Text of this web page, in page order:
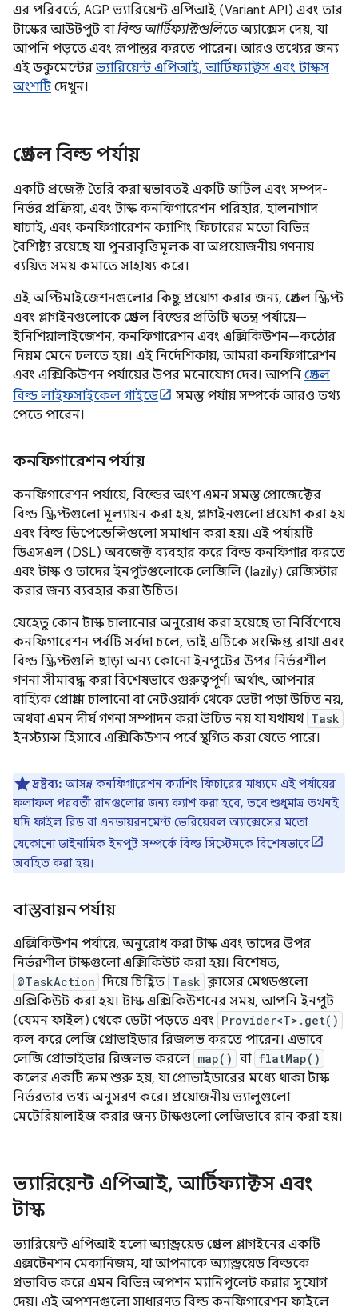
এর পরিবর্তে, AGP ভ্যারিয়েন্ট এপিআই (Variant API) এবং তার
টাস্কের আউটপুট বাবিল্ড আর্টিফ্যাক্টগুলিতেঅ্যাক্সেস দেয়, যা
আপনি পড়তে এবং রূপান্তর করতে পারেন। আরও তথ্যের জন্য
এই ডকুমেন্টের ভ্যারিয়েন্ট এপিআই, আর্টিফ্যাক্টস এবং টাস্কস
অংশটি দেখুন।
গ্রেডল বিল্ড পর্যায়
একটি প্রজেক্ট তৈরি করা স্বভাবতই একটি জটিল এবং সম্পদ-
নির্ভর প্রক্রিয়া, এবং টাস্ক কনফিগারেশন পরিহার, হালনাগাদ
যাচাই, এবং কনফিগারেশন ক্যাশিং ফিচারের মতো বিভিন্ন
বৈশিষ্ট্য রয়েছে যা পুনরাবৃত্তিমূলক বা অপ্রয়োজনীয় গণনায়
ব্যয়িত সময় কমাতে সাহায্য করে।
এই অপ্টিমাইজেশনগুলোর কিছু প্রয়োগ করার জন্য, গ্রেডল স্ক্রিপ্ট
এবং প্লাগইনগুলোকে গ্রেডল বিল্ডের প্রতিটি স্বতন্ত্র পর্যায়ে—
ইনিশিয়ালাইজেশন, কনফিগারেশন এবং এক্সিকিউশন—কঠোর
নিয়ম মেনে চলতে হয়। এই নির্দেশিকায়, আমরা কনফিগারেশন
এবং এক্সিকিউশন পর্যায়ের উপর মনোযোগ দেব। আপনি গ্রেডল
বিল্ড লাইফসাইকেল গাইডে
সমস্ত পর্যায় সম্পর্কে আরও তথ্য
পেতে পারেন।
কনফিগারেশন পর্যায়
কনফিগারেশন পর্যায়ে, বিল্ডের অংশ এমন সমস্ত প্রোজেক্টের
বিল্ড স্ক্রিপ্টগুলো মূল্যায়ন করা হয়, প্লাগইনগুলো প্রয়োগ করা হয়
এবং বিল্ড ডিপেন্ডেন্সিগুলো সমাধান করা হয়। এই পর্যায়টি
ডিএসএল (DSL) অবজেক্ট ব্যবহার করে বিল্ড কনফিগার করতে
এবং টাস্ক ও তাদের ইনপুটগুলোকে লেজিলি (lazily) রেজিস্টার
করার জন্য ব্যবহার করা উচিত।
যেহেতু কোন টাস্ক চালানোর অনুরোধ করা হয়েছে তা নির্বিশেষে
কনফিগারেশন পর্বটি সর্বদা চলে, তাই এটিকে সংক্ষিপ্ত রাখা এবং
বিল্ড স্ক্রিপ্টগুলি ছাড়া অন্য কোনো ইনপুটের উপর নির্ভরশীল
গণনা সীমাবদ্ধ করা বিশেষভাবে গুরুত্বপূর্ণ। অর্থাৎ, আপনার
বাহ্যিক প্রোগ্রাম চালানো বা নেটওয়ার্ক থেকে ডেটা পড়া উচিত নয়,
অথবা এমন দীর্ঘ গণনা সম্পাদন করা উচিত নয় যা যথাযথ Task
ইনস্ট্যান্স হিসাবে এক্সিকিউশন পর্বে স্থগিত করা যেতে পারে।
দ্রষ্টব্য: আসন্ন কনফিগারেশন ক্যাশিং ফিচারের মাধ্যমে এই পর্যায়ের
ফলাফল পরবর্তী রানগুলোর জন্য ক্যাশ করা হবে, তবে শুধুমাত্র তখনই
যদি ফাইল রিড বা এনভায়রনমেন্ট ভেরিয়েবল অ্যাক্সেসের মতো
যেকোনো ডাইনামিক ইনপুট সম্পর্কে বিল্ড সিস্টেমকে বিশেষভাবে
অবহিত করা হয়।
বাস্তবায়ন পর্যায়
এক্সিকিউশন পর্যায়ে, অনুরোধ করা টাস্ক এবং তাদের উপর
নির্ভরশীল টাস্কগুলো এক্সিকিউট করা হয়। বিশেষত,
@TaskAction দিয়ে চিহ্নিত Task ক্লাসের মেথডগুলো
এক্সিকিউট করা হয়। টাস্ক এক্সিকিউশনের সময়, আপনি ইনপুট
(যেমন ফাইল) থেকে ডেটা পড়তে এবং Provider<T>.get()
কল করে লেজি প্রোভাইডার রিজলভ করতে পারেন। এভাবে
লেজি প্রোভাইডার রিজলভ করলে map() বা flatMap()
কলের একটি ক্রম শুরু হয়, যা প্রোভাইডারের মধ্যে থাকা টাস্ক
নির্ভরতার তথ্য অনুসরণ করে। প্রয়োজনীয় ভ্যালুগুলো
মেটেরিয়ালাইজ করার জন্য টাস্কগুলো লেজিভাবে রান করা হয়।
ভ্যারিয়েন্ট এপিআই, আর্টিফ্যাক্টস এবং
টাস্ক
ভ্যারিয়েন্ট এপিআই হলো অ্যান্ড্রয়েড গ্রেডল প্লাগইনের একটি
এক্সটেনশন মেকানিজম, যা আপনাকে অ্যান্ড্রয়েড বিল্ডকে
প্রভাবিত করে এমন বিভিন্ন অপশন ম্যানিপুলেট করার সুযোগ
দেয়। এই অপশনগুলো সাধারণত বিল্ড কনফিগারেশন ফাইলে